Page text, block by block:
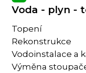
Voda - plyn -
Topení
Rekonstrukce
Vodoinstalace a
Výměna